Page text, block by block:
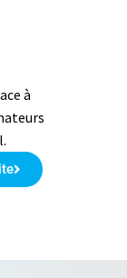
à